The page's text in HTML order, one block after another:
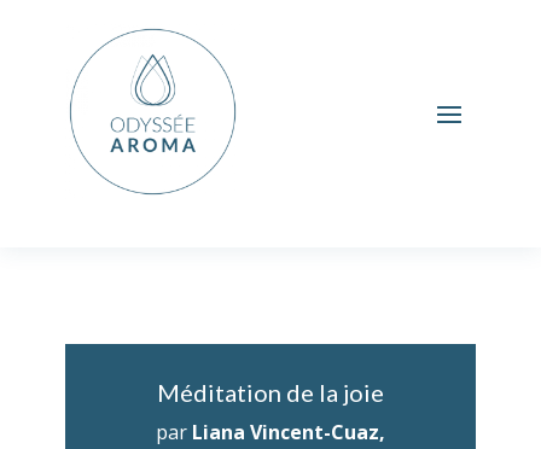
Méditation de la joie
par Liana Vincent-Cuaz,